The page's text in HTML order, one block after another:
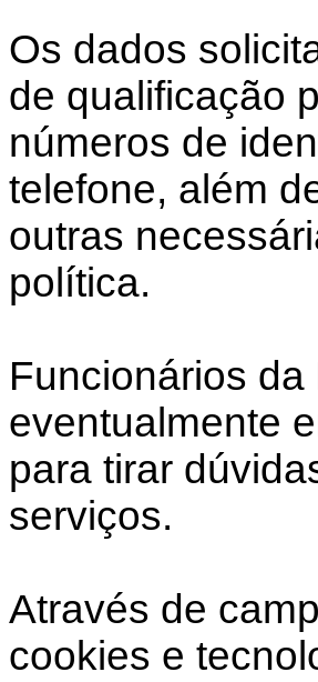
Os dados
de qualificação
números de
telefone, além
outras
política.
Funcionários da
eventualmente
para tirar
serviços.
Através de
cookies e